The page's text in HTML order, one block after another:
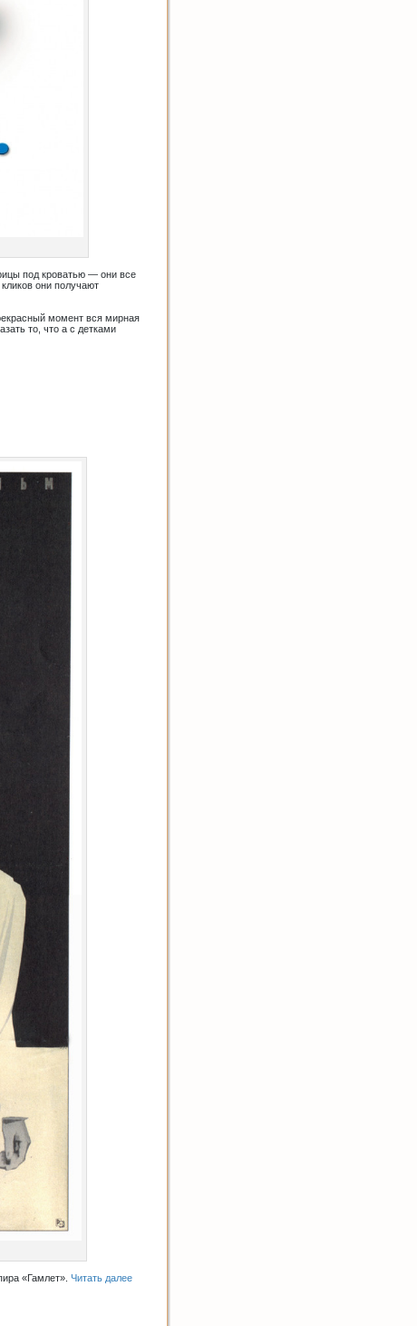
под кроватью — они все
они получают
момент вся мирная
то, что а с детками
«Гамлет». Читать далее